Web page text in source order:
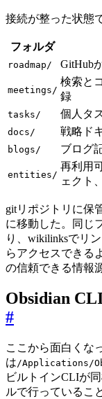
接続が整った状態
フォルダ
roadmap/ GitHub
meetings/
検索と
録
tasks/ 個人タ
docs/ 戦略ド
blogs/ ブログ
entities/
再利用
ェクト
gitリポジトリに保
に移動した。同じ
り、wikilinksでリ
らアクセスできる
の信頼できる情報
Obsidian
#
ここから面白くな
は/Applications/
ビルトインCLIが
ルで行っているこ